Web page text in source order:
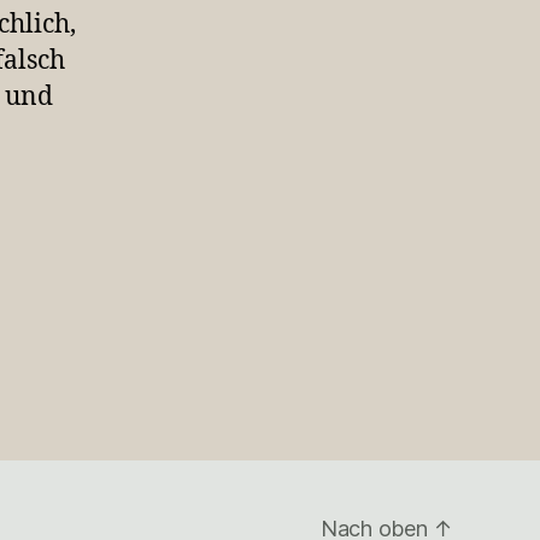
und
Nach oben ↑